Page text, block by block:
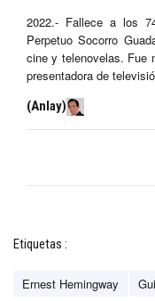
2022.- Fallece a los
Perpetuo Socorro
cine y telenovelas. Fue
presentadora de
(Anlay)
Etiquetas :
Ernest Hemingway